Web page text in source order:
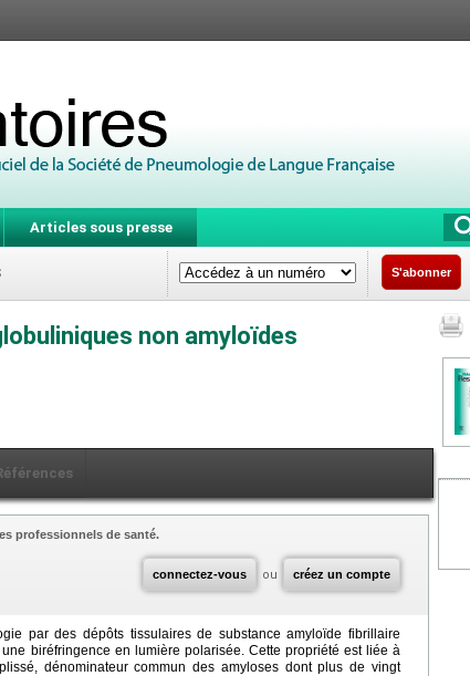
Articles sous presse
S'abonner
non amyloïdes
connectez-vous ou créez un compte
professionnels de santé.
par des dépôts tissulaires de substance amyloïde fibrillaire
biréfringence en lumière polarisée. Cette propriété est liée à
dénominateur commun des amyloses dont plus de vingt